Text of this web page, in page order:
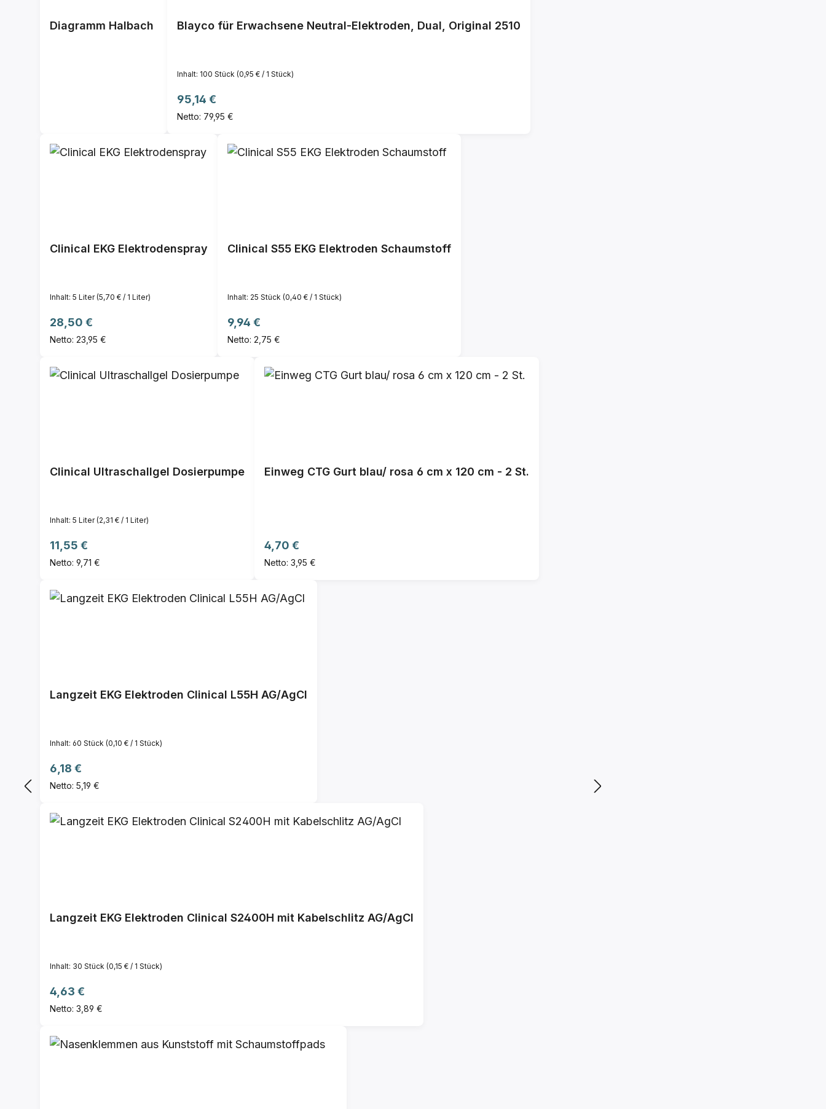
Diagramm Halbach Blayco für Erwachsene Neutral-Elektroden, Dual, Original 2510
Inhalt: 100 Stück (0,95 € / 1 Stück)
Regulärer Preis:
95,14 €
Netto: 79,95 €
Clinical EKG Elektrodenspray
Inhalt: 5 Liter(5,70 € / 1 Liter)
Regulärer Preis:
28,50 €
Netto: 23,95 €
Clinical S55 EKG Elektroden Schaumstoff
Inhalt: 25 Stück (0,40 € / 1 Stück)
Regulärer Preis:
9,94 €
Netto: 2,75 €
Clinical Ultraschallgel Dosierpumpe
Inhalt: 5 Liter(2,31 € / 1 Liter)
Regulärer Preis:
11,55 €
Netto: 9,71 €
Einweg CTG Gurt blau/ rosa 6 cm x 120 cm - 2 St.
Regulärer Preis:
4,70 €
Netto: 3,95 €
Langzeit EKG Elektroden Clinical L55H AG/AgCl
Inhalt: 60 Stück (0,10 € / 1 Stück)
Regulärer Preis:
6,18 €
Netto: 5,19 €
Langzeit EKG Elektroden Clinical S2400H mit Kabelschlitz AG/AgCl
Inhalt: 30 Stück (0,15 € / 1 Stück)
Regulärer Preis:
4,63 €
Netto: 3,89 €